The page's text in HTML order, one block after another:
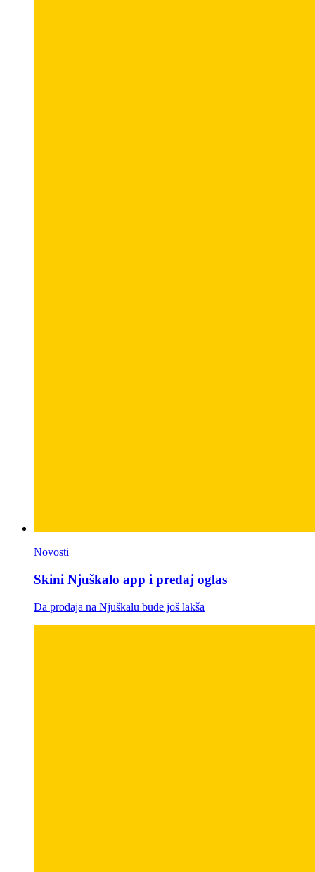
Novosti
Skini Njuškalo app i predaj oglas
Da prodaja na Njuškalu bude još lakša